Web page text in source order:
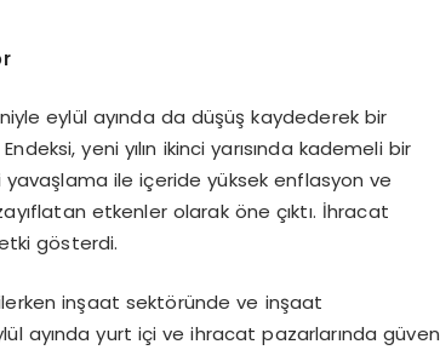
eylül ayında da düşüş kaydederek bir
yeni yılın ikinci yarısında kademeli bir
ile içeride yüksek enflasyon ve
etkenler olarak öne çıktı. İhracat
gösterdi.
inşaat sektöründe ve inşaat
ayında yurt içi ve ihracat pazarlarında güven